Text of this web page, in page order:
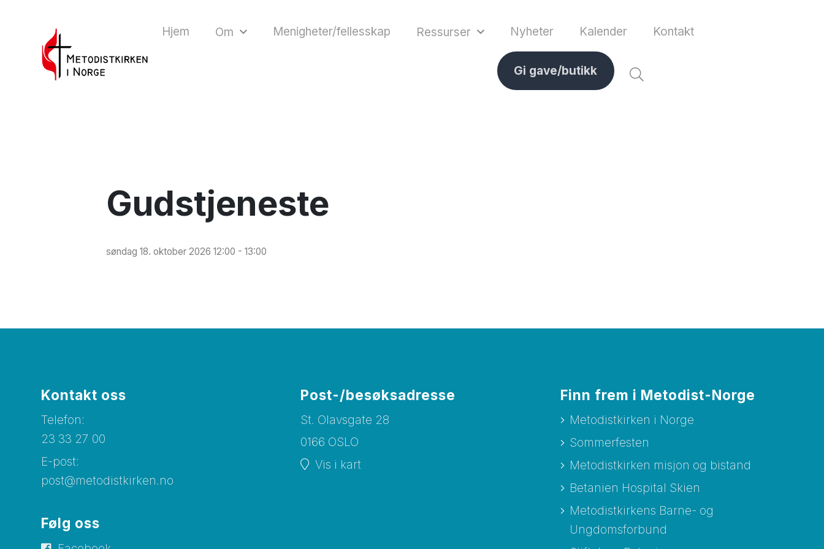
Hjem Om Menigheter/fellesskap Ressurser Nyheter Kalender Kontakt
Gi gave/butikk
Gudstjeneste
søndag 18. oktober 2026 12:00 - 13:00
Kontakt oss
Telefon:
23 33 27 00
E-post:
post@metodistkirken.no
Følg oss
Post-/besøksadresse
St. Olavsgate 28
0166 OSLO
Vis i kart
Finn frem i Metodist-Norge
Metodistkirken i Norge
Sommerfesten
Metodistkirken misjon og bistand
Betanien Hospital Skien
Metodistkirkens Barne- og
Ungdomsforbund